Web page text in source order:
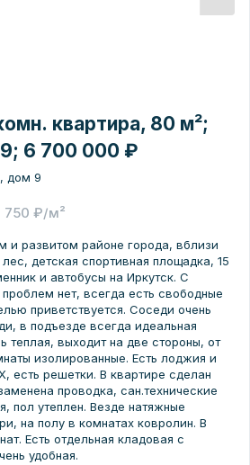
квартира, 80 м²;
6 700 000 ₽
дом 9
750 ₽/м²
и развитом районе города, вблизи
детская спортивная площадка, 15
и автобусы на Иркутск. С
нет, всегда есть свободные
приветствуется. Соседи очень
в подъезде всегда идеальная
теплая, выходит на две стороны, от
изолированные. Есть лоджия и
есть решетки. В квартире сделан
проводка, сан.технические
пол утеплен. Везде натяжные
на полу в комнатах ковролин. В
Есть отдельная кладовая с
удобная.